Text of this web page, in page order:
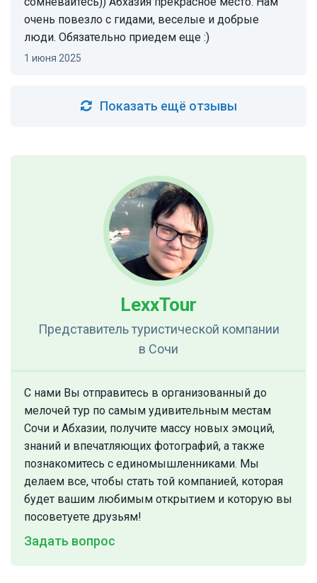
очень повезло с гидами, веселые и добрые
люди. Обязательно приедем еще :)
1 июня 2025
Показать ещё отзывы
LexxTour
Представитель туристической компании
в Сочи
С нами Вы отправитесь в организованный до
мелочей тур по самым удивительным местам
Сочи и Абхазии, получите массу новых эмоций,
знаний и впечатляющих фотографий, а также
познакомитесь с единомышленниками. Мы
делаем все, чтобы стать той компанией, которая
будет вашим любимым открытием и которую вы
посоветуете друзьям!
Задать вопрос